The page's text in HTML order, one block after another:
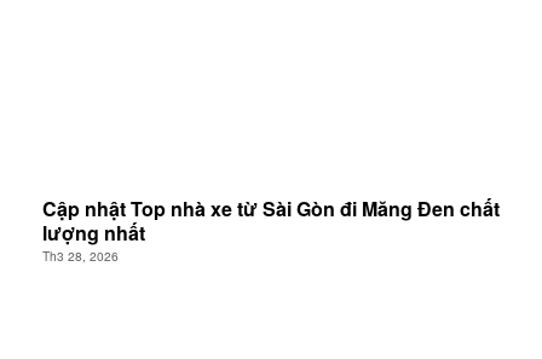
Cập nhật Top nhà xe từ Sài Gòn đi Măng Đen chất
lượng nhất
Th3 28, 2026